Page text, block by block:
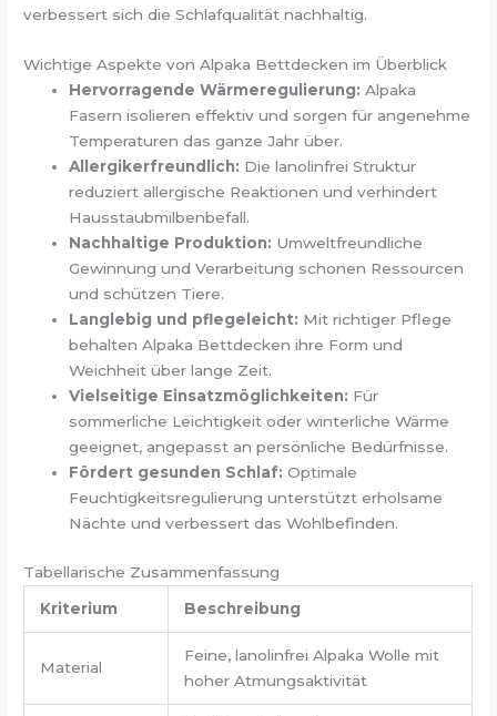
verbessert sich die Schlafqualität nachhaltig.
Wichtige Aspekte von Alpaka Bettdecken im Überblick
Hervorragende Wärmeregulierung: Alpaka
Fasern isolieren effektiv und sorgen für angenehme
Temperaturen das ganze Jahr über.
Allergikerfreundlich: Die lanolinfrei Struktur
reduziert allergische Reaktionen und verhindert
Hausstaubmilbenbefall.
Nachhaltige Produktion: Umweltfreundliche
Gewinnung und Verarbeitung schonen Ressourcen
und schützen Tiere.
Langlebig und pflegeleicht: Mit richtiger Pflege
behalten Alpaka Bettdecken ihre Form und
Weichheit über lange Zeit.
Vielseitige Einsatzmöglichkeiten: Für
sommerliche Leichtigkeit oder winterliche Wärme
geeignet, angepasst an persönliche Bedürfnisse.
Fördert gesunden Schlaf: Optimale
Feuchtigkeitsregulierung unterstützt erholsame
Nächte und verbessert das Wohlbefinden.
Tabellarische Zusammenfassung
Kriterium Beschreibung
Material
Feine, lanolinfrei Alpaka Wolle mit
hoher Atmungsaktivität